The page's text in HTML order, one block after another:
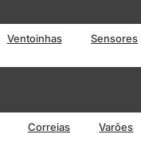
Ventoinhas Sensores
Correias Varões